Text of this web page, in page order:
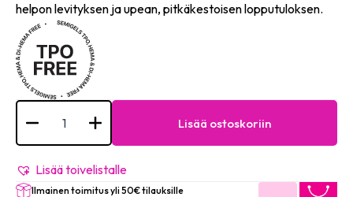
helpon levityksen ja upean, pitkäkestoisen lopputuloksen.
Semigel
Passion
määrä
Lisää ostoskoriin
Lisää toivelistalle
Ilmainen toimitus yli 50€ tilauksille